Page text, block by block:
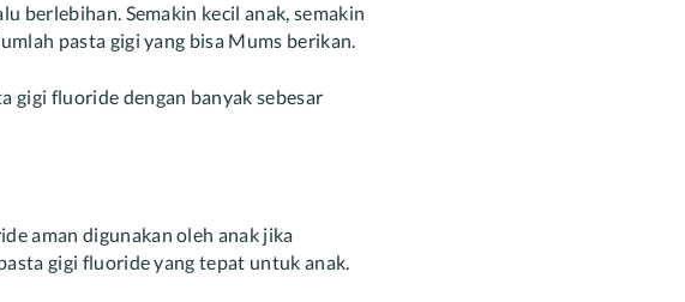
berlebihan. Semakin kecil anak, semakin
pasta gigi yang bisa Mums berikan.
gigi fluoride dengan banyak sebesar
aman digunakan oleh anak jika
gigi fluoride yang tepat untuk anak.